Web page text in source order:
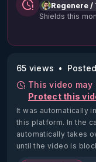
Regenere
Shields this
65 views
This video
Protect this
It was automatically
this platform. In the
automatically takes
until the video is